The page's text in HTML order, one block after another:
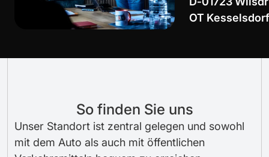
OT Kesselsdorf
So finden Sie uns
Unser Standort ist zentral gelegen und sowohl
mit dem Auto als auch mit öffentlichen